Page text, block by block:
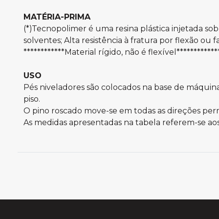
MATÉRIA-PRIMA
(*)Tecnopolimer é uma resina plástica injetada
solventes; Alta resistência à fratura por flexão ou
************Material rígido, não é
USO
Pés niveladores são colocados na base de
piso.
O pino roscado move-se em todas as direções
As medidas apresentadas na tabela referem-se